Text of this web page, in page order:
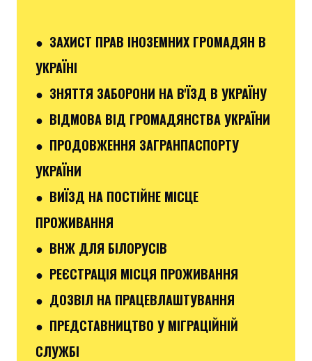
● ЗАХИСТ ПРАВ ІНОЗЕМНИХ ГРОМАДЯН В
УКРАЇНІ
● ЗНЯТТЯ ЗАБОРОНИ НА В'ЇЗД В УКРАЇНУ
● ВІДМОВА ВІД ГРОМАДЯНСТВА УКРАЇНИ
● ПРОДОВЖЕННЯ ЗАГРАНПАСПОРТУ
УКРАЇНИ
● ВИЇЗД НА ПОСТІЙНЕ МІСЦЕ
ПРОЖИВАННЯ
● ВНЖ ДЛЯ БІЛОРУСІВ
● РЕЄСТРАЦІЯ МІСЦЯ ПРОЖИВАННЯ
● ДОЗВІЛ НА ПРАЦЕВЛАШТУВАННЯ
● ПРЕДСТАВНИЦТВО У МІГРАЦІЙНІЙ
СЛУЖБІ